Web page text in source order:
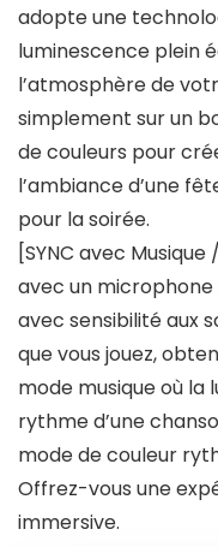
adopte une
luminescence plein
l’atmosphère de
simplement sur un
de couleurs pour
l’ambiance d’une
pour la soirée.
[SYNC avec
avec un
avec sensibilité aux
que vous jouez,
mode musique où la
rythme d’une
mode de couleur
Offrez-vous une
immersive.